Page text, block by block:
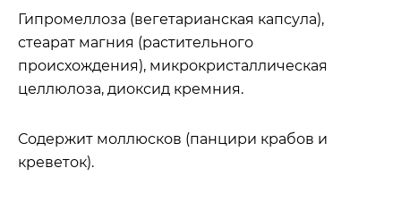
Гипромеллоза (вегетарианская капсула),
стеарат магния (растительного
происхождения), микрокристаллическая
целлюлоза, диоксид кремния.
Содержит моллюсков (панцири крабов и
креветок).